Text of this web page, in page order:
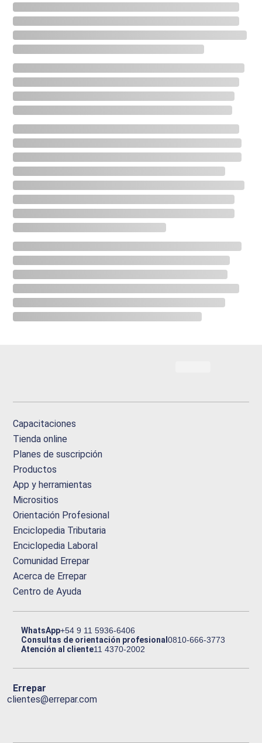
Capacitaciones
Tienda online
Planes de suscripción
Productos
App y herramientas
Micrositios
Orientación Profesional
Enciclopedia Tributaria
Enciclopedia Laboral
Comunidad Errepar
Acerca de Errepar
Centro de Ayuda
WhatsApp+54 9 11 5936-6406
Consultas de orientación profesional0810-666-3773
Atención al cliente11 4370-2002
Errepar
clientes@errepar.com